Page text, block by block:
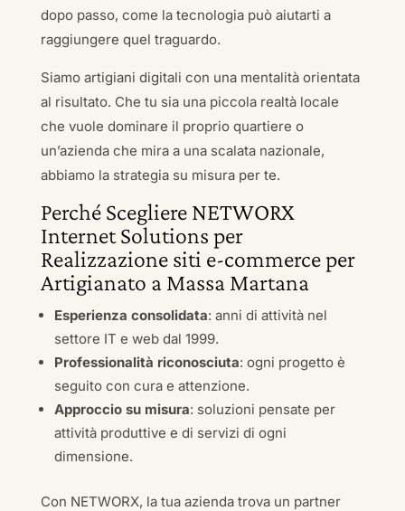
dopo passo, come la tecnologia può aiutarti a
raggiungere quel traguardo.
Siamo artigiani digitali con una mentalità orientata
al risultato. Che tu sia una piccola realtà locale
che vuole dominare il proprio quartiere o
un’azienda che mira a una scalata nazionale,
abbiamo la strategia su misura per te.
Perché Scegliere NETWORX
Internet Solutions per
Realizzazione siti e-commerce per
Artigianato a Massa Martana
Esperienza consolidata: anni di attività nel
settore IT e web dal 1999.
Professionalità riconosciuta: ogni progetto è
seguito con cura e attenzione.
Approccio su misura: soluzioni pensate per
attività produttive e di servizi di ogni
dimensione.
Con NETWORX, la tua azienda trova un partner